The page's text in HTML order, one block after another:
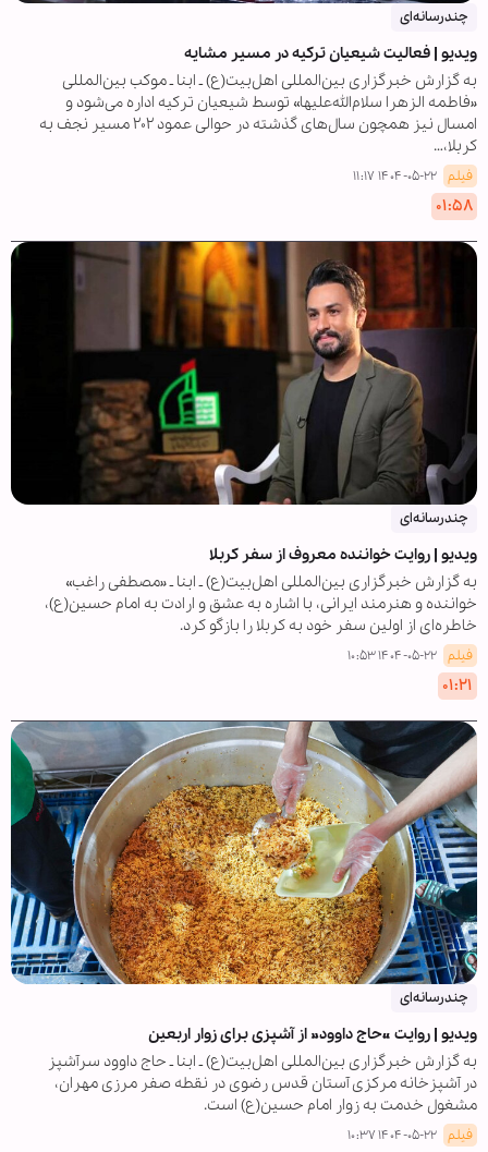
چندرسانه‌ای
ویدیو | فعالیت شیعیان ترکیه در مسیر مشایه
به گزارش خبرگزاری بین‌المللی اهل‌بیت(ع) ـ ابنا ـ موکب بین‌المللی
«فاطمه الزهرا سلام‌الله‌علیها» توسط شیعیان ترکیه اداره می‌شود و
امسال نیز همچون سال‌های گذشته در حوالی عمود ۲۰۲ مسیر نجف به
کربلا،…
فیلم ۱۴۰۴-۰۵-۲۲ ۱۱:۱۷
۰۱:۵۸
چندرسانه‌ای
ویدیو | روایت خواننده معروف از سفر کربلا
به گزارش خبرگزاری بین‌المللی اهل‌بیت(ع) ـ ابنا ـ «مصطفی راغب»
خواننده و هنرمند ایرانی، با اشاره به عشق و ارادت به امام حسین(ع)،
خاطره‌ای از اولین سفر خود به کربلا را بازگو کرد.
فیلم ۱۴۰۴-۰۵-۲۲ ۱۰:۵۳
۰۱:۲۱
چندرسانه‌ای
ویدیو | روایت «حاج داوود» از آشپزی برای زوار اربعین
به گزارش خبرگزاری بین‌المللی اهل‌بیت(ع) ـ ابنا ـ حاج داوود سرآشپز
در آشپزخانه مرکزی آستان قدس رضوی در نقطه صفر مرزی مهران،
مشغول خدمت به زوار امام حسین(ع) است.
فیلم ۱۴۰۴-۰۵-۲۲ ۱۰:۳۷